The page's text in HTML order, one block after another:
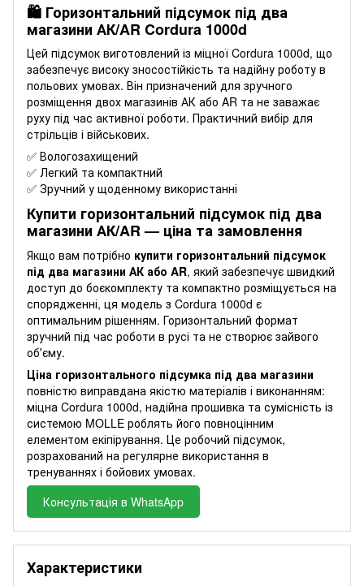
🛍️ Горизонтальний підсумок під два
магазини АК/AR Cordura 1000d
Цей підсумок виготовлений із міцної Cordura 1000d, що
забезпечує високу зносостійкість та надійну роботу в
польових умовах. Він призначений для зручного
розміщення двох магазинів АК або AR та не заважає
руху під час активної роботи. Практичний вибір для
стрільців і військових.
✅ Вологозахищений
✅ Легкий та компактний
✅ Зручний у щоденному використанні
Купити горизонтальний підсумок під два
магазини АК/AR — ціна та замовлення
Якщо вам потрібно купити горизонтальний підсумок
під два магазини АК або AR, який забезпечує швидкий
доступ до боєкомплекту та компактно розміщується на
спорядженні, ця модель з Cordura 1000d є
оптимальним рішенням. Горизонтальний формат
зручний під час роботи в русі та не створює зайвого
обʼєму.
Ціна горизонтального підсумка під два магазини
повністю виправдана якістю матеріалів і виконанням:
міцна Cordura 1000d, надійна прошивка та сумісність із
системою MOLLE роблять його повноцінним
елементом екіпірування. Це робочий підсумок,
розрахований на регулярне використання в
тренуваннях і бойових умовах.
Консультація в WhatsApp
Характеристики